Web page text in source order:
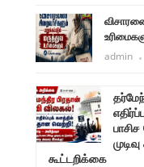
admin
கூட்டறிக்கை